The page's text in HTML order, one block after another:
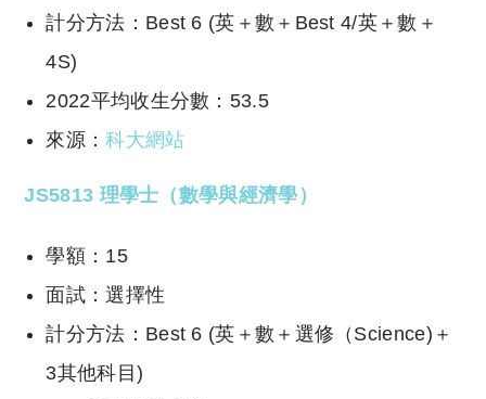
計分方法：Best 6 (英＋數＋Best 4/英＋數＋
4S)
2022平均收生分數：53.5
來源：科大網站
JS5813 理學士（數學與經濟學）
學額：15
面試：選擇性
計分方法：Best 6 (英＋數＋選修（Science)＋
3其他科目)